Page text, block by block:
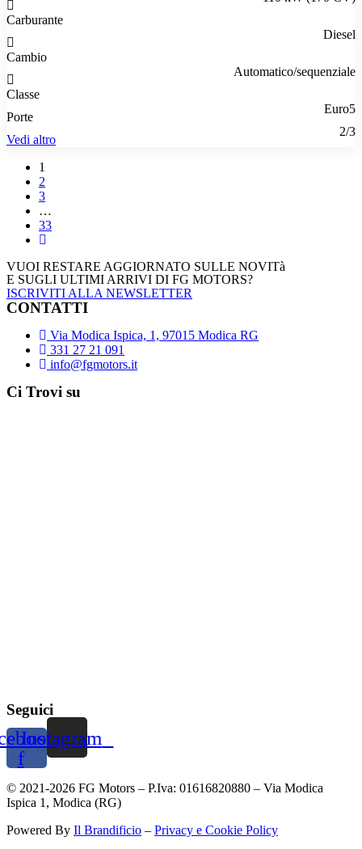
Carburante
Diesel
Cambio
Automatico/sequenziale
Classe
Euro5
Porte
2/3
Vedi altro
1
2
3
…
33
VUOI RESTARE AGGIORNATO SULLE NOVITà
E SUGLI ULTIMI ARRIVI DI FG MOTORS?
ISCRIVITI ALLA NEWSLETTER
CONTATTI
Via Modica Ispica, 1, 97015 Modica RG
331 27 21 091
info@fgmotors.it
Ci Trovi su
Seguici
f
Instagram
© 2021-2026 FG Motors – P.Iva: 01616820880 – Via Modica
Ispica 1, Modica (RG)
Powered By Il Brandificio – Privacy e Cookie Policy